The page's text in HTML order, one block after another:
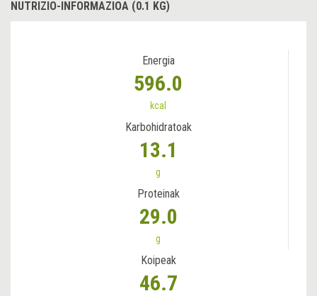
NUTRIZIO-INFORMAZIOA (0.1 KG)
Energia
596.0
kcal
Karbohidratoak
13.1
g
Proteinak
29.0
g
Koipeak
46.7